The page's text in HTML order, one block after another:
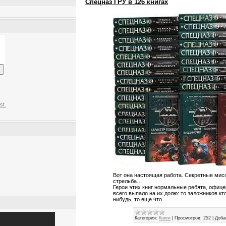
Спецназ ГРУ в 126 книгах
Вот она настоящая работа. Секретные
стрельба…
Герои этих книг нормальные ребята,
всего выпало на их долю: то заложников
нибудь, то еще что...
Категория: Книги Просмотров: 252 |